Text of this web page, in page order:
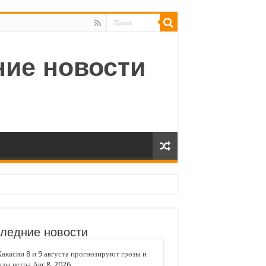
новости
8 и 9 августа прогнозируют грозы и